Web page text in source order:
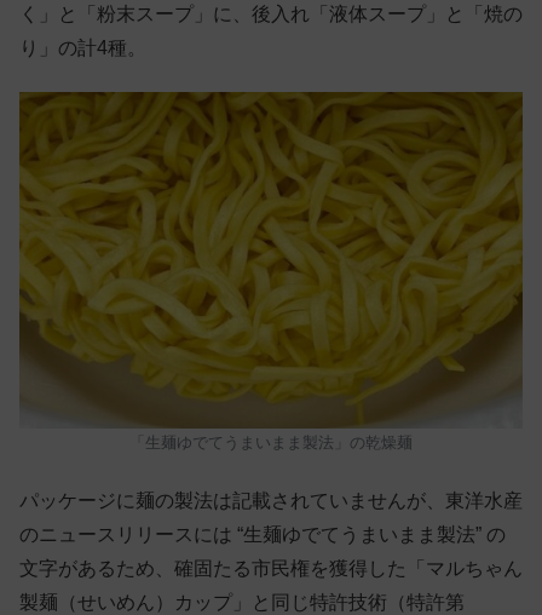
く」と「粉末スープ」に、後入れ「液体スープ」と「焼の
り」の計4種。
「生麺ゆでてうまいまま製法」の乾燥麺
パッケージに麺の製法は記載されていませんが、東洋水産
のニュースリリースには “生麺ゆでてうまいまま製法” の
文字があるため、確固たる市民権を獲得した「マルちゃん
製麺（せいめん）カップ」と同じ特許技術（特許第